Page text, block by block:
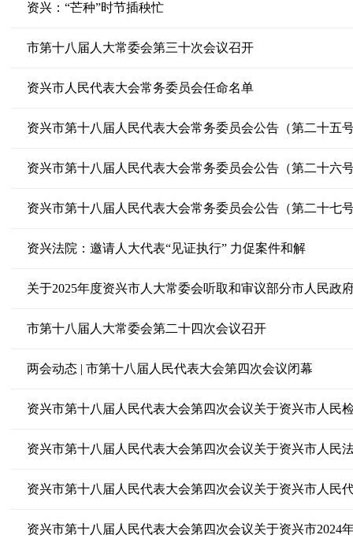
资兴：“芒种”时节插秧忙
市第十八届人大常委会第三十次会议召开
资兴市人民代表大会常务委员会任命名单
资兴市第十八届人民代表大会常务委员会公告（第二十五
资兴市第十八届人民代表大会常务委员会公告（第二十六
资兴市第十八届人民代表大会常务委员会公告（第二十七
资兴法院：邀请人大代表“见证执行” 力促案件和解
市第十八届人大常委会第二十四次会议召开
两会动态 | 市第十八届人民代表大会第四次会议闭幕
资兴市第十八届人民代表大会第四次会议关于资兴市人民
资兴市第十八届人民代表大会第四次会议关于资兴市人民
资兴市第十八届人民代表大会第四次会议关于资兴市人民